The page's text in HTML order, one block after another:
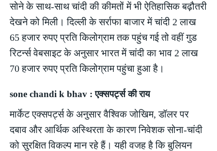
सोने के साथ-साथ चांदी की कीमतों में भी ऐतिहासिक बढ़ौतरी
देखने को मिली। दिल्ली के सर्राफा बाजार में चांदी 2 लाख
65 हजार रुपए प्रति किलोग्राम तक पहुंच गई तो वहीं गुड
रिटर्न्स वेबसाइट के अनुसार भारत में चांदी का भाव 2 लाख
70 हजार रुपए प्रति किलोग्राम पहुंचा हुआ है।
sone chandi k bhav : एक्सपर्ट्स की राय
मार्केट एक्सपर्ट्स के अनुसार वैश्विक जोखिम, डॉलर पर
दबाव और आर्थिक अस्थिरता के कारण निवेशक सोना-चांदी
को सुरक्षित विकल्प मान रहे हैं। यही वजह है कि बुलियन